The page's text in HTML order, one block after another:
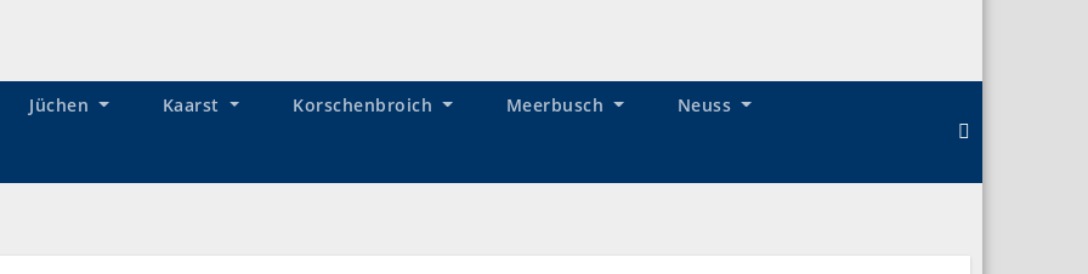
Jüchen Kaarst Korschenbroich Meerbusch Neuss